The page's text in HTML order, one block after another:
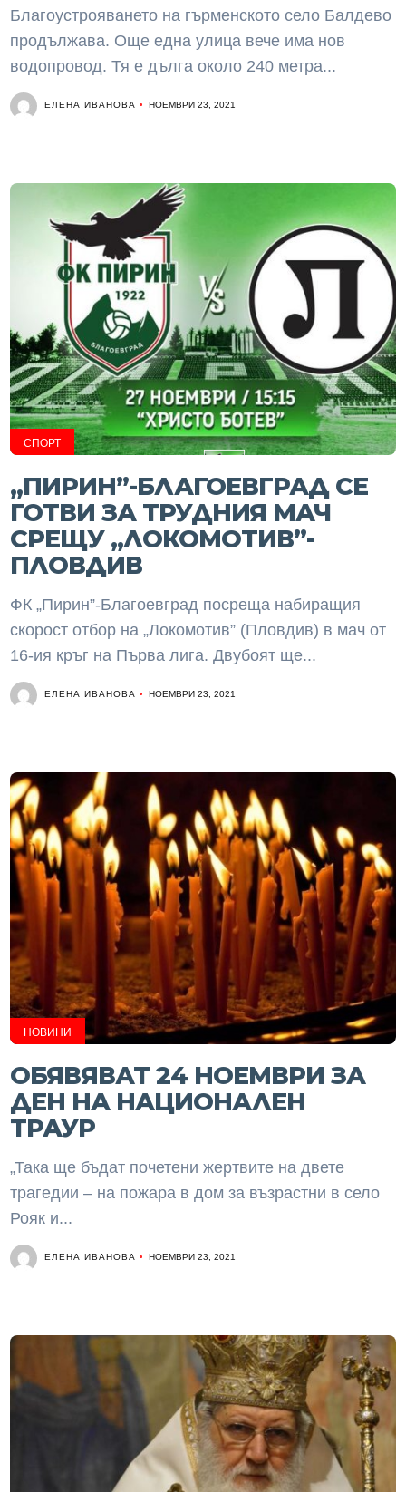
Благоустрояването на гърменското село Балдево
продължава. Още една улица вече има нов
водопровод. Тя е дълга около 240 метра...
ЕЛЕНА ИВАНОВА НОЕМВРИ 23, 2021
СПОРТ
„ПИРИН”-БЛАГОЕВГРАД СЕ
ГОТВИ ЗА ТРУДНИЯ МАЧ
СРЕЩУ „ЛОКОМОТИВ”-
ПЛОВДИВ
ФК „Пирин”-Благоевград посреща набиращия
скорост отбор на „Локомотив” (Пловдив) в мач от
16-ия кръг на Първа лига. Двубоят ще...
ЕЛЕНА ИВАНОВА НОЕМВРИ 23, 2021
НОВИНИ
ОБЯВЯВАТ 24 НОЕМВРИ ЗА
ДЕН НА НАЦИОНАЛЕН
ТРАУР
„Така ще бъдат почетени жертвите на двете
трагедии – на пожара в дом за възрастни в село
Рояк и...
ЕЛЕНА ИВАНОВА НОЕМВРИ 23, 2021